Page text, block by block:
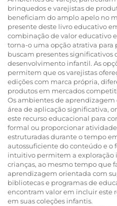
brinquedos e varejistas de
beneficiam do amplo apelo no
presente deste livro educativo
combinação de valor educativo
torna-o uma opção atrativa para
buscam presentes significativos
desenvolvimento infantil. As
permitem que os varejistas
edições com marca própria,
produtos em mercados
Os ambientes de
área de aplicação significativa,
este recurso educacional para
formal ou proporcionar
estruturadas durante o tempo
autossuficiente do conteúdo e o
intuitivo permitem a exploração
crianças, ao mesmo tempo que
aprendizagem orientada com
bibliotecas e programas de
encontram valor em incluir este
em suas coleções infantis.